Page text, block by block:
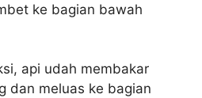
ke bagian bawah
api udah membakar
dan meluas ke bagian